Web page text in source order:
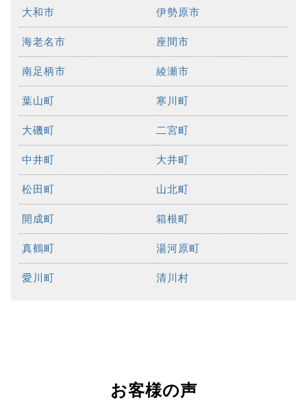
大和市 伊勢原市
海老名市 座間市
南足柄市 綾瀬市
葉山町 寒川町
大磯町 二宮町
中井町 大井町
松田町 山北町
開成町 箱根町
真鶴町 湯河原町
愛川町 清川村
お客様の声